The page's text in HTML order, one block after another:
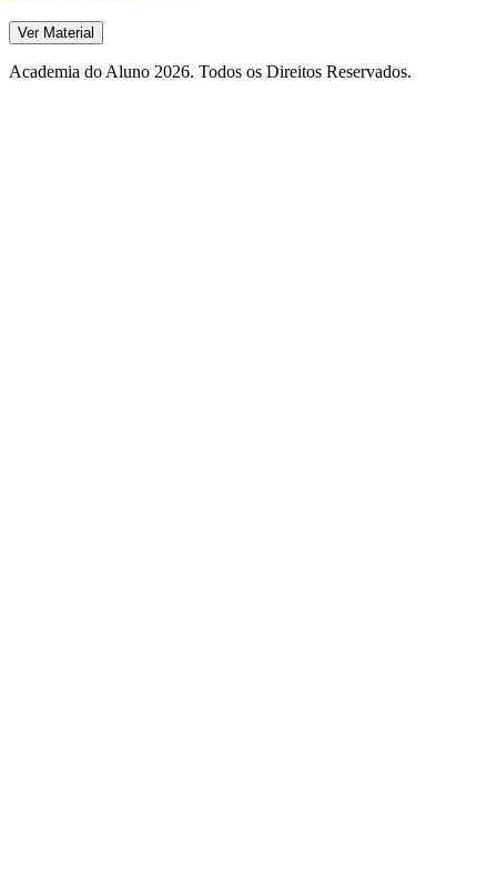
Ver Material
Academia do Aluno 2026. Todos os Direitos Reservados.